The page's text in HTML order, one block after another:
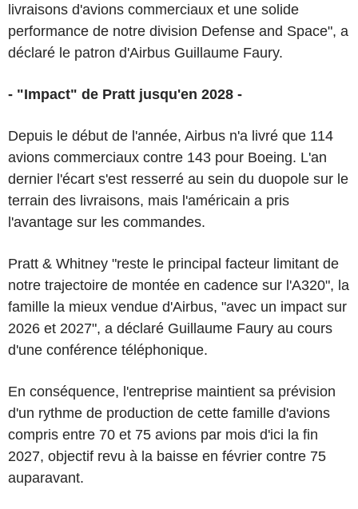
livraisons d'avions commerciaux et une solide
performance de notre division Defense and Space", a
déclaré le patron d'Airbus Guillaume Faury.
- "Impact" de Pratt jusqu'en 2028 -
Depuis le début de l'année, Airbus n'a livré que 114
avions commerciaux contre 143 pour Boeing. L'an
dernier l'écart s'est resserré au sein du duopole sur le
terrain des livraisons, mais l'américain a pris
l'avantage sur les commandes.
Pratt & Whitney "reste le principal facteur limitant de
notre trajectoire de montée en cadence sur l'A320", la
famille la mieux vendue d'Airbus, "avec un impact sur
2026 et 2027", a déclaré Guillaume Faury au cours
d'une conférence téléphonique.
En conséquence, l'entreprise maintient sa prévision
d'un rythme de production de cette famille d'avions
compris entre 70 et 75 avions par mois d'ici la fin
2027, objectif revu à la baisse en février contre 75
auparavant.